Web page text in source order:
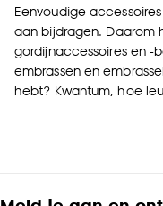
Eenvoudige
aan bijdragen. Daarom
gordijnaccessoires en -
embrassen en
hebt? Kwantum, hoe